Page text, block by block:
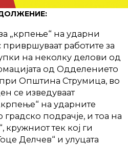
„крпење“ на ударни
привршуваат работите за
на неколку делови од
од Одделението
Општина Струмица, во
се изведуваат
на ударните
подрачје, и тоа на
кружниот тек кој ги
Делчев“ и улуцата